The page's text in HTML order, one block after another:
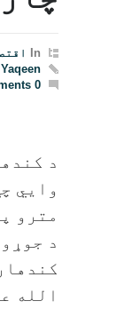
In
0 comments
د
مترو
د
الله